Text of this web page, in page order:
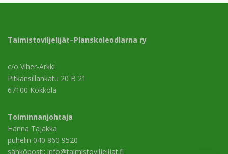
Taimistoviljelijät–Planskoleodlarna ry
c/o Viher-Arkki
Pitkänsillankatu 20 B 21
67100 Kokkola
Toiminnanjohtaja
Hanna Tajakka
puhelin 040 860 9520
sähköposti: info@taimistoviljelijat.fi